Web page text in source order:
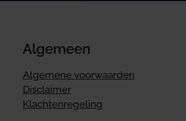
Algemeen
Algemene voorwaarden
Disclaimer
Klachtenregeling